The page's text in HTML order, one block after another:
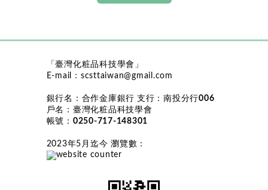
「臺灣化粧品科技學會」
E-mail： scsttaiwan@gmail.com
銀行名： 合作金庫銀行 支行： 南投分行006
戶名： 臺灣化粧品科技學會
帳號： 0250-717-148301
2023年5月迄今 瀏覽數 ：